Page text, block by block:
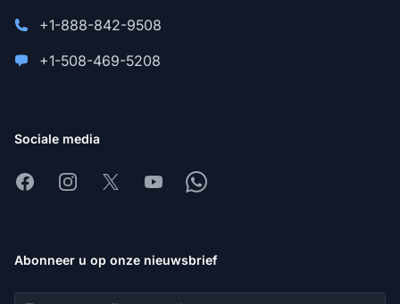
+1-888-842-9508
+1-508-469-5208
Sociale media
FacebookInstagram
X YoutubeWhatsapp
Abonneer u op onze nieuwsbrief